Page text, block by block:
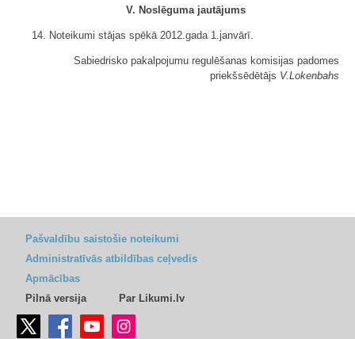
V. Noslēguma jautājums
14. Noteikumi stājas spēkā 2012.gada 1.janvārī.
Sabiedrisko pakalpojumu regulēšanas komisijas padomes
priekšsēdētājs V.Lokenbahs
Pašvaldību saistošie noteikumi
Administratīvās atbildības ceļvedis
Apmācības
Pilnā versija
Par Likumi.lv